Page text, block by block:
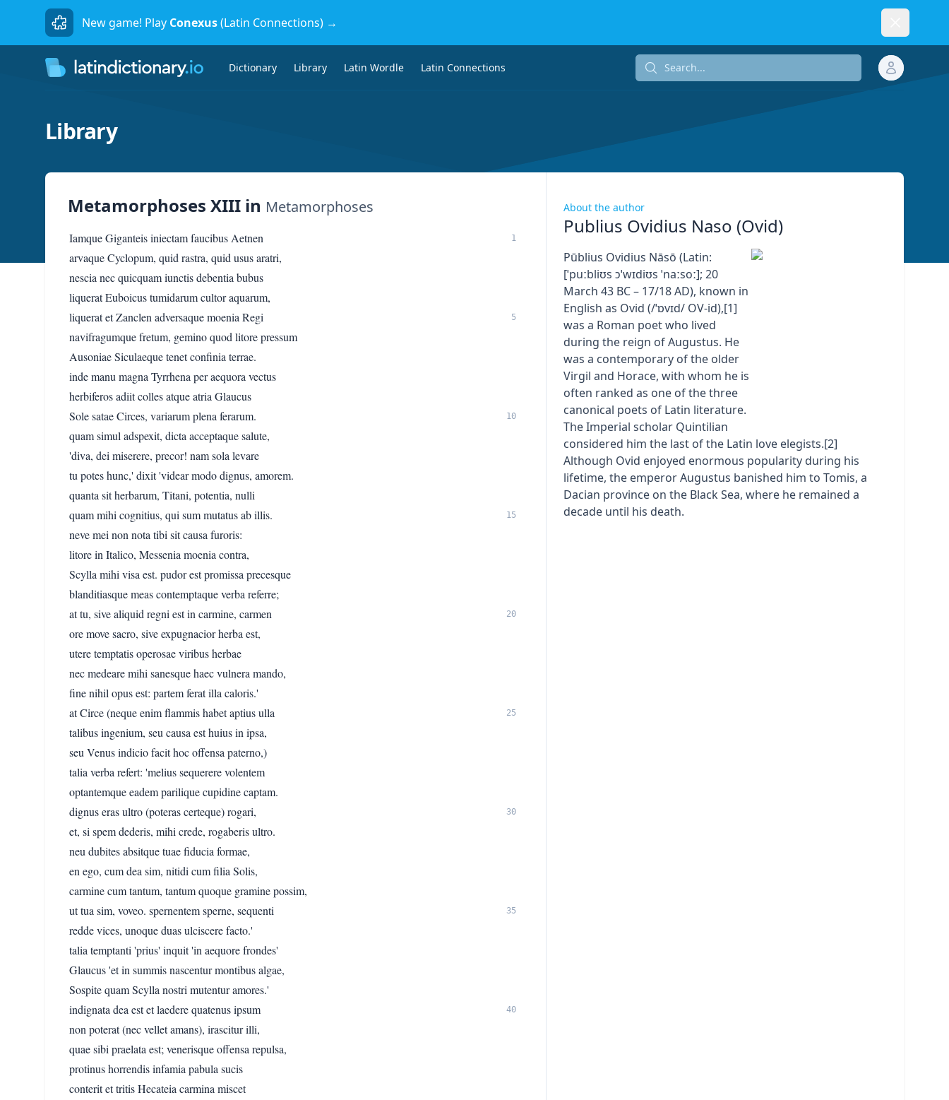
New game! Play Conexus(Latin Connections) →
Dictionary Library Latin Wordle Latin Connections Search...
Library
Metamorphoses XIII in Metamorphoses
Iamque Giganteis iniectam faucibus Aetnen 1
arvaque Cyclopum, quid rastra, quid usus aratri,
nescia nec quicquam iunctis debentia bubus
liquerat Euboicus tumidarum cultor aquarum,
liquerat et Zanclen adversaque moenia Regi
5
navifragumque fretum, gemino quod litore pressum
Ausoniae Siculaeque tenet confinia terrae.
inde manu magna Tyrrhena per aequora vectus
herbiferos adiit colles atque atria Glaucus
Sole satae Circes, variarum plena ferarum.
10
quam simul adspexit, dicta acceptaque salute,
'diva, dei miserere, precor! nam sola levare
tu potes hunc,' dixit 'videar modo dignus, amorem.
quanta sit herbarum, Titani, potentia, nulli
quam mihi cognitius, qui sum mutatus ab illis.
15
neve mei non nota tibi sit causa furoris:
litore in Italico, Messenia moenia contra,
Scylla mihi visa est. pudor est promissa precesque
blanditiasque meas contemptaque verba referre;
at tu, sive aliquid regni est in carmine, carmen
20
ore move sacro, sive expugnacior herba est,
utere temptatis operosae viribus herbae
nec medeare mihi sanesque haec vulnera mando,
fine nihil opus est: partem ferat illa caloris.'
at Circe (neque enim flammis habet aptius ulla
25
talibus ingenium, seu causa est huius in ipsa,
seu Venus indicio facit hoc offensa paterno,)
talia verba refert: 'melius sequerere volentem
optantemque eadem parilique cupidine captam.
dignus eras ultro (poteras certeque) rogari,
30
et, si spem dederis, mihi crede, rogaberis ultro.
neu dubites absitque tuae fiducia formae,
en ego, cum dea sim, nitidi cum filia Solis,
carmine cum tantum, tantum quoque gramine possim,
ut tua sim, voveo. spernentem sperne, sequenti
35
redde vices, unoque duas ulciscere facto.'
talia temptanti 'prius' inquit 'in aequore frondes'
Glaucus 'et in summis nascentur montibus algae,
Sospite quam Scylla nostri mutentur amores.'
indignata dea est et laedere quatenus ipsum
40
non poterat (nec vellet amans), irascitur illi,
quae sibi praelata est; venerisque offensa repulsa,
protinus horrendis infamia pabula sucis
conterit et tritis Hecateia carmina miscet
About the author
Publius Ovidius Naso (Ovid)
Pūblius Ovidius Nāsō (Latin:
[ˈpuːbliʊs ɔˈwɪdiʊs ˈnaːsoː]; 20
March 43 BC – 17/18 AD), known in
English as Ovid (/ˈɒvɪd/ OV-id),[1]
was a Roman poet who lived
during the reign of Augustus. He
was a contemporary of the older
Virgil and Horace, with whom he is
often ranked as one of the three
canonical poets of Latin literature.
The Imperial scholar Quintilian
considered him the last of the Latin love elegists.[2]
Although Ovid enjoyed enormous popularity during his
lifetime, the emperor Augustus banished him to Tomis, a
Dacian province on the Black Sea, where he remained a
decade until his death.